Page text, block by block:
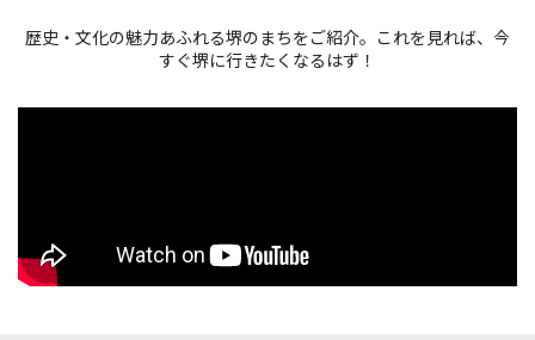
歴史・文化の魅力あふれる堺のまちをご紹介。これを見れば、今
すぐ堺に行きたくなるはず！